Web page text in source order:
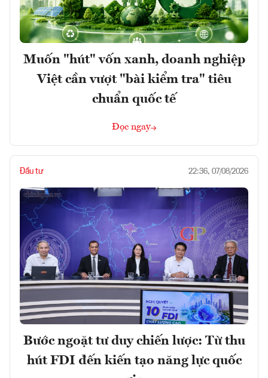
Muốn "hút" vốn xanh, doanh nghiệp
Việt cần vượt "bài kiểm tra" tiêu
chuẩn quốc tế
Đọc ngay
Đầu tư 22:36, 07/08/2026
Bước ngoặt tư duy chiến lược: Từ thu
hút FDI đến kiến tạo năng lực quốc